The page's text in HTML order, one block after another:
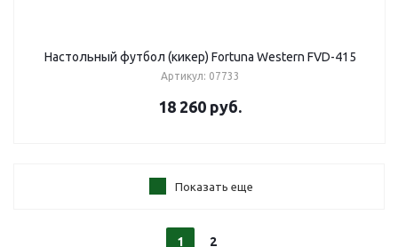
Настольный футбол (кикер) Fortuna Western FVD-415
Артикул: 07733
18 260 руб.
Показать еще
1 2